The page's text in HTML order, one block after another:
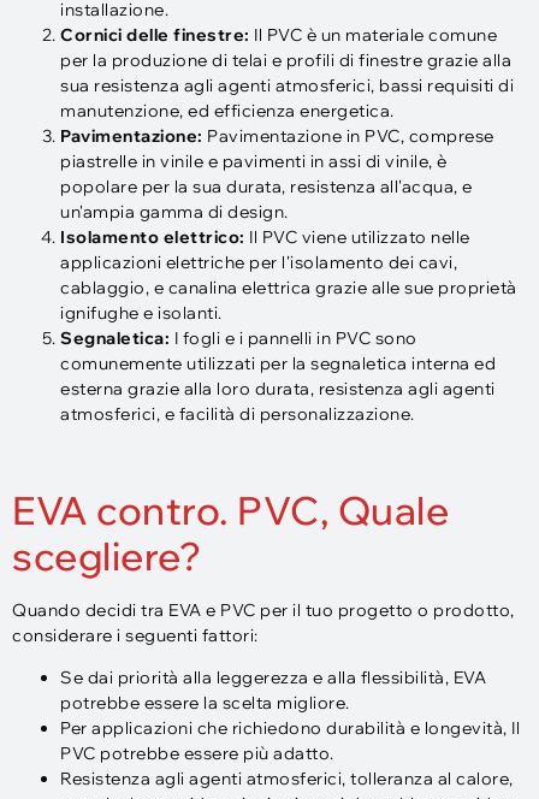
installazione.
Cornici delle finestre: Il PVC è un materiale comune
per la produzione di telai e profili di finestre grazie alla
sua resistenza agli agenti atmosferici, bassi requisiti di
manutenzione, ed efficienza energetica.
Pavimentazione: Pavimentazione in PVC, comprese
piastrelle in vinile e pavimenti in assi di vinile, è
popolare per la sua durata, resistenza all'acqua, e
un'ampia gamma di design.
Isolamento elettrico: Il PVC viene utilizzato nelle
applicazioni elettriche per l'isolamento dei cavi,
cablaggio, e canalina elettrica grazie alle sue proprietà
ignifughe e isolanti.
Segnaletica: I fogli e i pannelli in PVC sono
comunemente utilizzati per la segnaletica interna ed
esterna grazie alla loro durata, resistenza agli agenti
atmosferici, e facilità di personalizzazione.
EVA contro. PVC, Quale
scegliere?
Quando decidi tra EVA e PVC per il tuo progetto o prodotto,
considerare i seguenti fattori:
Se dai priorità alla leggerezza e alla flessibilità, EVA
potrebbe essere la scelta migliore.
Per applicazioni che richiedono durabilità e longevità, Il
PVC potrebbe essere più adatto.
Resistenza agli agenti atmosferici, tolleranza al calore,